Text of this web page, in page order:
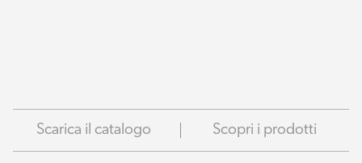
Scarica il catalogo Scopri i prodotti